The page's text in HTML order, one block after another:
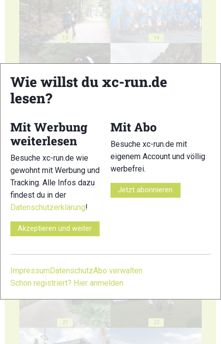
13 14
17
21 22
Wie willst du xc-run.de
lesen?
Mit Werbung
weiterlesen
Besuche xc-run.de wie
gewohnt mit Werbung und
Tracking. Alle Infos dazu
findest du in der
Datenschutzerklärung!
Akzeptieren und weiter
Mit Abo
Besuche xc-run.de mit
eigenem Account und völlig
werbefrei.
Jetzt abonnieren
Impressum DatenschutzAbo verwalten
Schon registriert? Hier anmelden